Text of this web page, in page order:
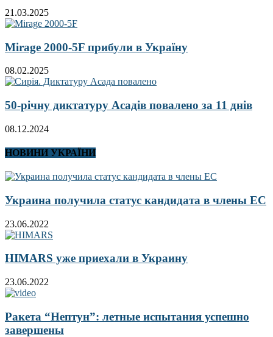
21.03.2025
Mirage 2000-5F прибули в Україну
08.02.2025
50-річну диктатуру Асадів повалено за 11 днів
08.12.2024
НОВИНИ УКРАЇНИ
Украина получила статус кандидата в члены ЕС
23.06.2022
HIMARS уже приехали в Украину
23.06.2022
Ракета “Нептун”: летные испытания успешно
завершены